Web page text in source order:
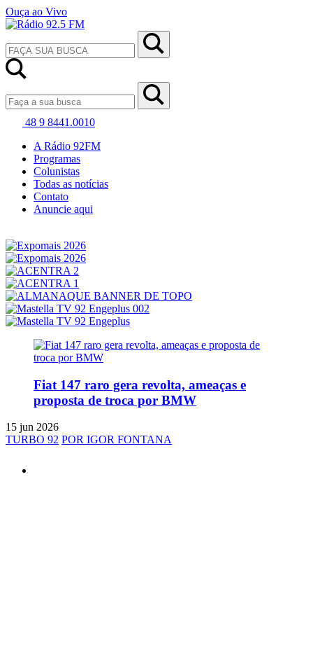
Ouça ao Vivo
48 9 8441.0010
A Rádio 92FM
Programas
Colunistas
Todas as notícias
Contato
Anuncie aqui
Fiat 147 raro gera revolta, ameaças e
proposta de troca por BMW
15 jun 2026
TURBO 92 POR IGOR FONTANA